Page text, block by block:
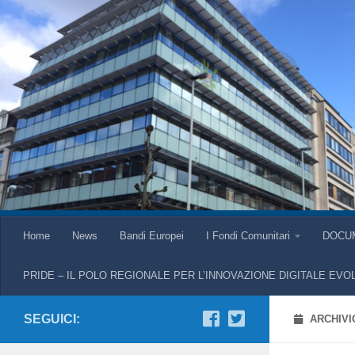
Home News Bandi Europei I Fondi Comunitari
PRIDE – IL POLO REGIONALE PER L’INNOVAZIONE DIGITALE
SEGUICI: